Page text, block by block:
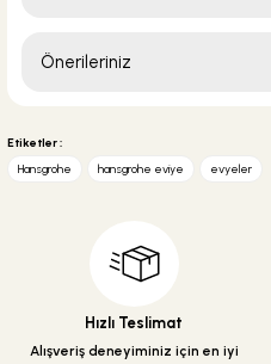
Önerileriniz
yetersiz gördüğünüz noktaları öneri
Görüş ve önerileriniz için teşekkür
Ürün resmi kalitesiz, bozuk veya
Ürün açıklamasında eksik bilgiler
Ürün fiyatı diğer sitelerden daha
Etiketler :
Hansgrohe
hansgrohe eviye evyeler
Hızlı Teslimat
Alışveriş deneyiminiz için en iyi